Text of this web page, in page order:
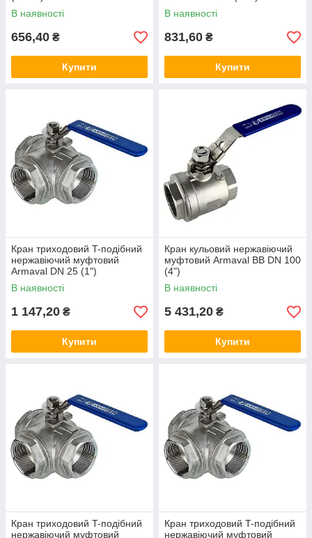
В наявності
656,40 ₴
Купити
В наявності
831,60 ₴
Купити
Кран триходовий T-подібний
нержавіючий муфтовий
Armaval DN 25 (1")
В наявності
1 147,20 ₴
Купити
Кран кульовий нержавіючий
муфтовий Armaval ВВ DN 100
(4")
В наявності
5 431,20 ₴
Купити
Кран триходовий T-подібний
нержавіючий муфтовий
Кран триходовий T-подібний
нержавіючий муфтовий